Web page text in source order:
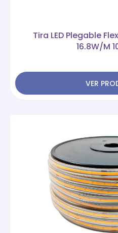
Tira LED Plegable
16.8W/M
VER